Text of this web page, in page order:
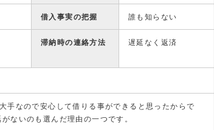
借入事実の把握 誰も知らない
滞納時の連絡方法 遅延なく返済
手なので安心して借りる事ができると思ったからで
ないのも選んだ理由の一つです。